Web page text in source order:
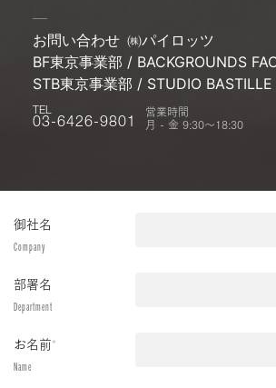
お問い合わせ ㈱パイロッツ
BF東京事業部 / BACKGROUNDS
STB東京事業部 / STUDIO BASTILLE
TEL
03-6426-9801
営業時間
月 - 金 9:30〜18:30
御社名
Company
部署名
Department
お名前*
Name